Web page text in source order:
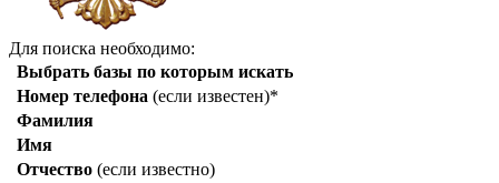
Для поиска необходимо:
Выбрать базы по которым искать
Номер телефона (если известен)*
Фамилия
Имя
Отчество (если известно)